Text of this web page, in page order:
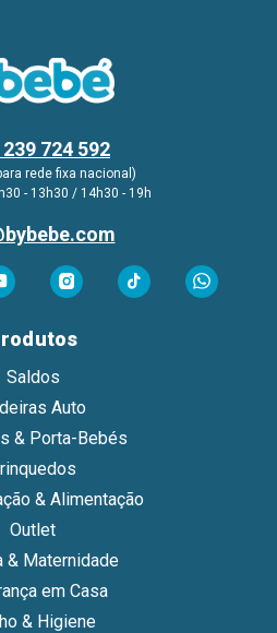
724 592
rede fixa nacional)
- 13h30 / 14h30 - 19h
Saldos
Auto
& Porta-Bebés
& Alimentação
Outlet
& Maternidade
em Casa
& Higiene